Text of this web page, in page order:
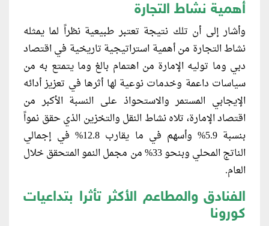
أهمية نشاط التجارة
وأشار إلى أن تلك نتيجة تعتبر طبيعية نظراً لما يمثله
نشاط التجارة من أهمية استراتيجية تاريخية في اقتصاد
دبي وما توليه الإمارة من اهتمام بالغ وما يتمتع به من
سياسات داعمة وخدمات نوعية لها أثرها في تعزيز أدائه
الإيجابي المستمر والاستحواذ على النسبة الأكبر من
اقتصاد الإمارة، تلاه نشاط النقل والتخزين الذي حقق نمواً
بنسبة 5.9% وأسهم في ما يقارب 12.8% في إجمالي
الناتج المحلي وبنحو 33% من مجمل النمو المتحقق خلال
العام.
الفنادق والمطاعم الأكثر تأثرا بتداعيات
كورونا